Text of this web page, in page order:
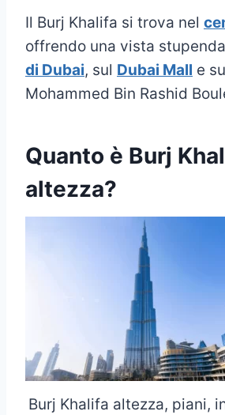
Il Burj Khalifa si trova nel
offrendo una vista
di Dubai, sul Dubai Mall e
Mohammed Bin Rashid
Quanto è Burj
altezza?
Burj Khalifa altezza, piani,